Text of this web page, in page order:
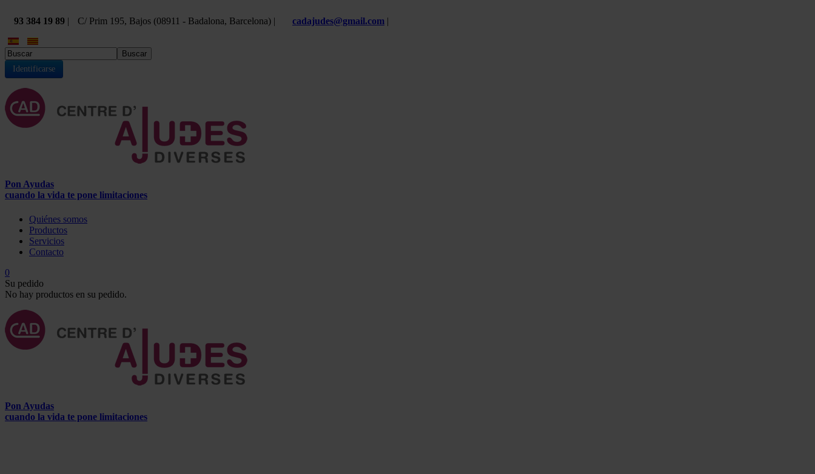
93 384 19 89 | C/ Prim 195, Bajos (08911 - Badalona, Barcelona) | cadajudes@gmail.com |
Buscar
Identificarse
Pon Ayudas
cuando la vida te pone limitaciones
Quiénes somos
Productos
Servicios
Contacto
0
Su pedido
No hay productos en su pedido.
Pon Ayudas
cuando la vida te pone limitaciones